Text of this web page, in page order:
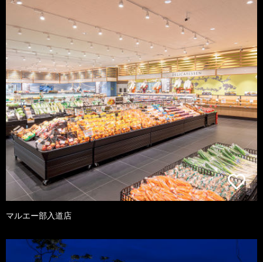
マルエー部入道店